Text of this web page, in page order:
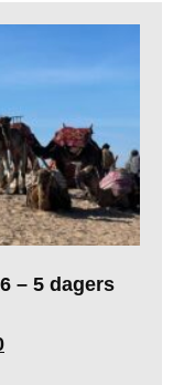
– 5 dagers